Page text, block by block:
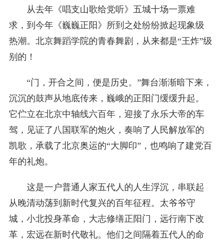
从去年《唱支山歌给党听》五城十场一票难
求，到今年《巍巍正阳》所到之处纷纷掀起现象级
热潮。北京舞蹈学院的青春舞剧，从来都是“王炸”级
别的！
“门，开合之间，便是历史。”舞台渐渐暗下来，
沉沉的鼓声从地底传来，巍峨的正阳门缓缓升起。
它伫立在北京中轴线六百年，迎接了永乐大帝的车
驾，见证了八国联军的炮火，奏响了人民解放军的
凯歌，承载了北京奥运的“大脚印”，也鸣响了建党百
年的礼炮。
这是一户普通人家五代人的人生浮沉，串联起
从晚清动荡到新时代复兴的百年征程。太爷爷守
城，小北投身革命，大志修缮正阳门，远行南下改
革，宏远在新时代敬礼。他们之间隔着五代人的命